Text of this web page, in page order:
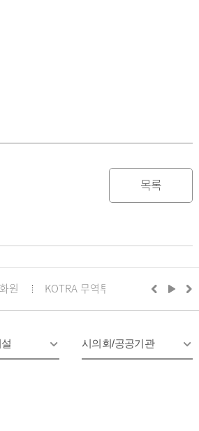
목록
원 KOTRA 무역투자24 구리시의회
시의회/공공기관